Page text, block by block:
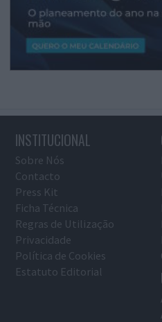
INSTITUCIONAL
Sobre Nós
Contacto
Press Kit
Ficha Técnica
Regras de Utilização
Privacidade
Política de Cookies
Estatuto Editorial